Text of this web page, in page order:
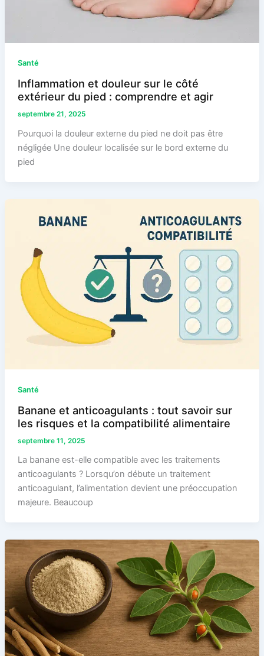
Santé
Inflammation et douleur sur le côté
extérieur du pied : comprendre et agir
septembre 21, 2025
Pourquoi la douleur externe du pied ne doit pas être
négligée Une douleur localisée sur le bord externe du
pied
Santé
Banane et anticoagulants : tout savoir sur
les risques et la compatibilité alimentaire
septembre 11, 2025
La banane est-elle compatible avec les traitements
anticoagulants ? Lorsqu’on débute un traitement
anticoagulant, l’alimentation devient une préoccupation
majeure. Beaucoup